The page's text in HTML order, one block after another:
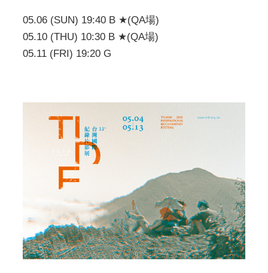
05.06 (SUN) 19:40 B ★(QA場)
05.10 (THU) 10:30 B ★(QA場)
05.11 (FRI) 19:20 G